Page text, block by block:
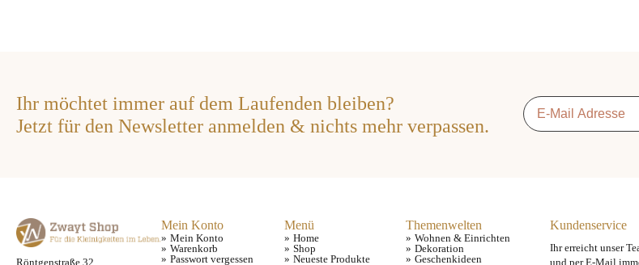
Ihr möchtet immer auf dem Laufenden bleiben?
Jetzt für den Newsletter anmelden & nichts mehr verpassen.
Email
Röntgenstraße 32
Mein Konto
Mein Konto
Warenkorb
Passwort vergessen
Menü
Home
Shop
Neueste Produkte
Themenwelten
Wohnen & Einrichten
Dekoration
Geschenkideen
Kundenservice
Ihr erreicht unser
und per E-Mail